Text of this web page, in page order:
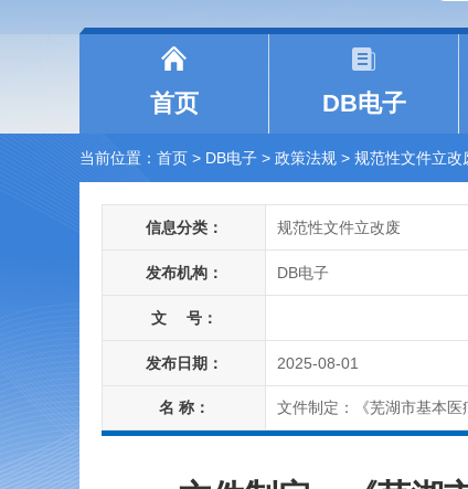
首页 DB电子
当前位置： 首页 > DB电子 > 政策法规 > 规范性文件立改
信息分类： 规范性文件立改废
发布机构： DB电子
文 号：
发布日期： 2025-08-01
名 称： 文件制定：《芜湖市基本